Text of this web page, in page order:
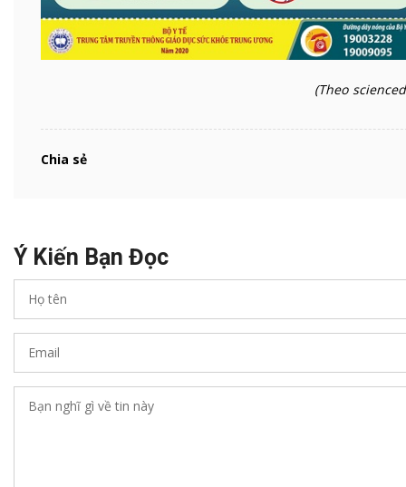
(Theo
Chia sẻ
Ý Kiến Bạn Đọc